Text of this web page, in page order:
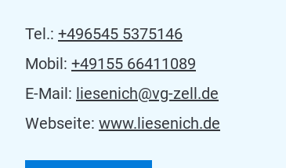
Tel.: +496545 5375146
Mobil: +49155 66411089
E-Mail: liesenich@vg-zell.de
Webseite: www.liesenich.de